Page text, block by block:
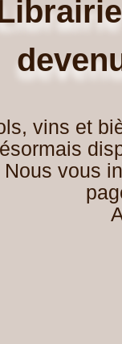
vins et
Nous vous